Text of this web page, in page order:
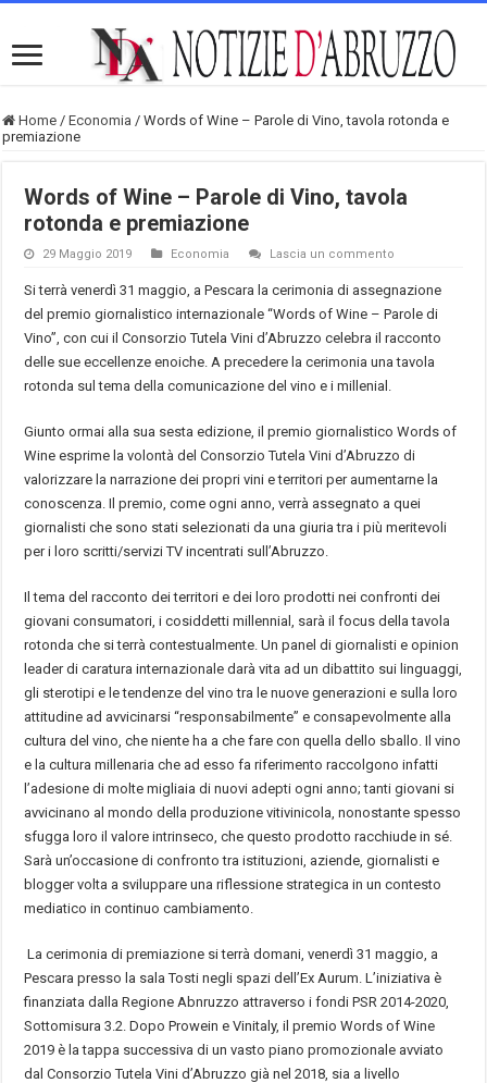
Home / Economia / Words of Wine – Parole di Vino, tavola rotonda e
premiazione
Words of Wine – Parole di Vino, tavola
rotonda e premiazione
29 Maggio 2019 Economia Lascia un commento
Si terrà venerdì 31 maggio, a Pescara la cerimonia di assegnazione
del premio giornalistico internazionale “Words of Wine – Parole di
Vino”, con cui il Consorzio Tutela Vini d’Abruzzo celebra il racconto
delle sue eccellenze enoiche. A precedere la cerimonia una tavola
rotonda sul tema della comunicazione del vino e i millenial.
Giunto ormai alla sua sesta edizione, il premio giornalistico Words of
Wine esprime la volontà del Consorzio Tutela Vini d’Abruzzo di
valorizzare la narrazione dei propri vini e territori per aumentarne la
conoscenza. Il premio, come ogni anno, verrà assegnato a quei
giornalisti che sono stati selezionati da una giuria tra i più meritevoli
per i loro scritti/servizi TV incentrati sull’Abruzzo.
Il tema del racconto dei territori e dei loro prodotti nei confronti dei
giovani consumatori, i cosiddetti millennial, sarà il focus della tavola
rotonda che si terrà contestualmente. Un panel di giornalisti e opinion
leader di caratura internazionale darà vita ad un dibattito sui linguaggi,
gli sterotipi e le tendenze del vino tra le nuove generazioni e sulla loro
attitudine ad avvicinarsi “responsabilmente” e consapevolmente alla
cultura del vino, che niente ha a che fare con quella dello sballo. Il vino
e la cultura millenaria che ad esso fa riferimento raccolgono infatti
l’adesione di molte migliaia di nuovi adepti ogni anno; tanti giovani si
avvicinano al mondo della produzione vitivinicola, nonostante spesso
sfugga loro il valore intrinseco, che questo prodotto racchiude in sé.
Sarà un’occasione di confronto tra istituzioni, aziende, giornalisti e
blogger volta a sviluppare una riflessione strategica in un contesto
mediatico in continuo cambiamento.
La cerimonia di premiazione si terrà domani, venerdì 31 maggio, a
Pescara presso la sala Tosti negli spazi dell’Ex Aurum. L’iniziativa è
finanziata dalla Regione Abnruzzo attraverso i fondi PSR 2014-2020,
Sottomisura 3.2. Dopo Prowein e Vinitaly, il premio Words of Wine
2019 è la tappa successiva di un vasto piano promozionale avviato
dal Consorzio Tutela Vini d’Abruzzo già nel 2018, sia a livello